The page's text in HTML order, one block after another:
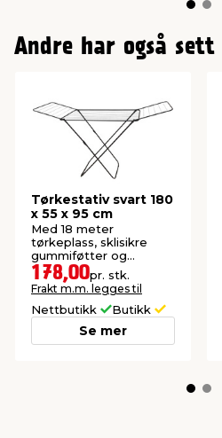
Andre har også sett
Tørkestativ svart 180
x 55 x 95 cm
Med 18 meter
tørkeplass, sklisikre
gummiføtter og
barnesikring.
178,00pr. stk.
Frakt m.m. legges til
Nettbutikk Butikk
Se mer